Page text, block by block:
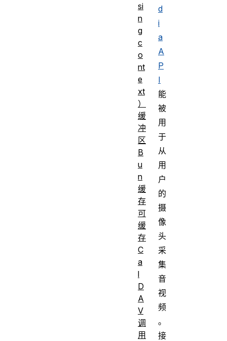
d
i
a
A
P
I
能
被
用
于
从
用
户
的
摄
像
头
采
集
音
视
频
。
接
si
n
g
c
o
nt
e
xt
）
缓
冲
区
B
u
n
缓
存
可
缓
存
C
a
l
D
A
V
调
用